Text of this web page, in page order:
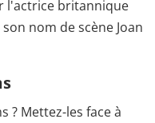
l'actrice britannique
nom de scène Joan
? Mettez-les face à